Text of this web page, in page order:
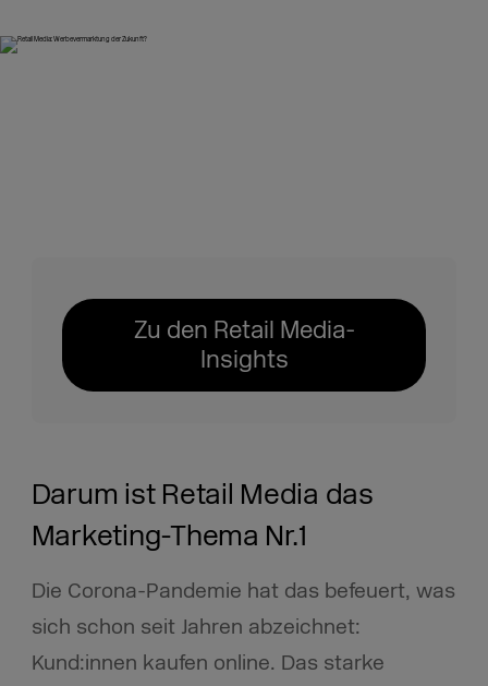
Zu den Retail Media-
Insights
Darum ist Retail Media das
Marketing-Thema Nr.1
Die Corona-Pandemie hat das befeuert, was
sich schon seit Jahren abzeichnet:
Kund:innen kaufen online. Das starke